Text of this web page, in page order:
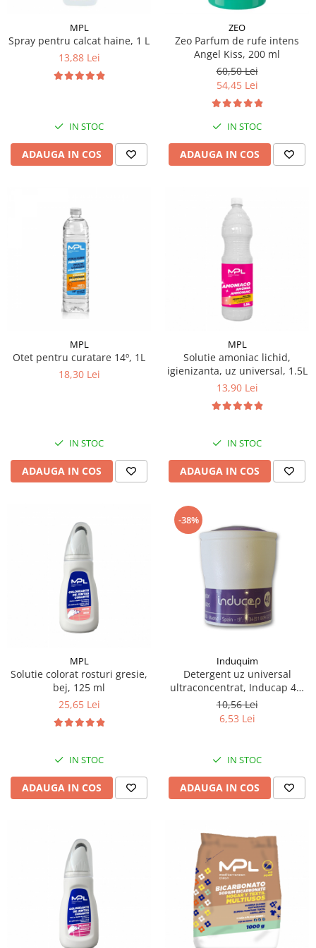
Pompa apa masina de carotat
Pulverizatoare
Pulverizatoare profesionale
Sisteme mopuri preimpregnate
Sistem unica folosinta
Uscatoare maini
MPL
Spray pentru calcat haine, 1 L
13,88 Lei
IN STOC
ADAUGA IN COS
ZEO
Zeo Parfum de rufe intens
Angel Kiss, 200 ml
60,50 Lei
54,45 Lei
IN STOC
ADAUGA IN COS
MPL
Otet pentru curatare 14º, 1L
18,30 Lei
IN STOC
ADAUGA IN COS
MPL
Solutie amoniac lichid,
igienizanta, uz universal, 1.5L
13,90 Lei
IN STOC
ADAUGA IN COS
MPL
Solutie colorat rosturi gresie,
bej, 125 ml
25,65 Lei
IN STOC
ADAUGA IN COS
-38%
Induquim
Detergent uz universal
ultraconcentrat, Inducap 40,
22 ml
10,56 Lei
6,53 Lei
IN STOC
ADAUGA IN COS